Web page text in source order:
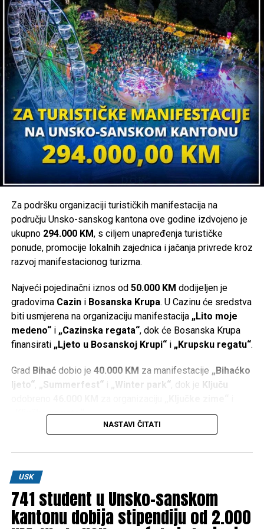
Share Post
Share
Tweet Share
POVEZANE TEME: BANJA LUKA CESTA SANSKI MOST
UP NEXT
Porezna uprava izvršila 259 nadzora: “Meta” kladionice,
pekare, kafići – 12 ih nije imalo dozvolu za rad
DON'T MISS
VIDEO Projekt vrijedan skoro milion maraka: Put
Brekovica – Vrsta otvoren za saobraćaj
Za podršku organizaciji turističkih manifestacija na
području Unsko-sanskog kantona ove godine izdvojeno je
ukupno 294.000 KM, s ciljem unapređenja turističke
ponude, promocije lokalnih zajednica i jačanja privrede kroz
razvoj manifestacionog turizma.
Najveći pojedinačni iznos od 50.000 KM dodijeljen je
gradovima Cazini Bosanska Krupa. U Cazinu će sredstva
biti usmjerena na organizaciju manifestacija „Lito moje
medeno“i „Cazinska regata“, dok će Bosanska Krupa
finansirati „Ljeto u Bosanskoj Krupi“i „Krupsku regatu“.
Grad Bihaćdobio je 40.000 KM za manifestacije „Bihaćko
ljeto“, „Summerfest“i „Winter park“, dok je Ključu
„Ključke regate“.
manifestacije„Petrovačko ljeto“i„Zimska čarolija“,
teVelikoj Kladuši
„Kladuško ljeto“.
Iz kantonalnih institucija poručuju da će se i u narednom
NASTAVI ČITATI
USK
741 student u Unsko-sanskom
kantonu dobija stipendiju od 2.000